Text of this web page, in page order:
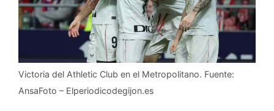
Victoria del Athletic Club en el Metropolitano. Fuente:
AnsaFoto – Elperiodicodegijon.es